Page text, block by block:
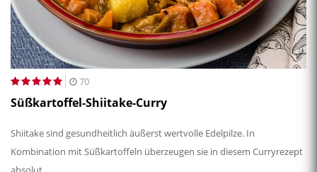
70
Süßkartoffel-Shiitake-Curry
Shiitake sind gesundheitlich äußerst wertvolle Edelpilze. In
Kombination mit Süßkartoffeln überzeugen sie in diesem Curryrezept